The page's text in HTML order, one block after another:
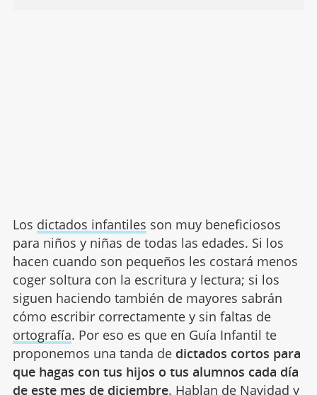
Los dictados infantiles son muy beneficiosos
para niños y niñas de todas las edades. Si los
hacen cuando son pequeños les costará menos
coger soltura con la escritura y lectura; si los
siguen haciendo también de mayores sabrán
cómo escribir correctamente y sin faltas de
ortografía. Por eso es que en Guía Infantil te
proponemos una tanda de dictados cortos para
que hagas con tus hijos o tus alumnos cada día
de este mes de diciembre. Hablan de Navidad y